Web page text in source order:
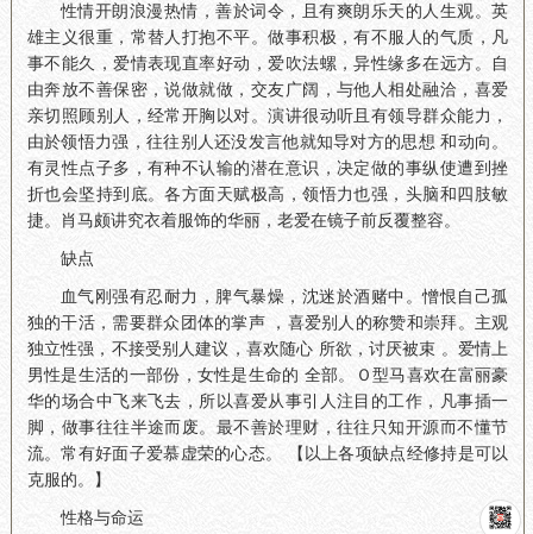
性情开朗浪漫热情，善於词令，且有爽朗乐天的人生观。英
雄主义很重，常替人打抱不平。做事积极，有不服人的气质，凡
事不能久，爱情表现直率好动，爱吹法螺，异性缘多在远方。自
由奔放不善保密，说做就做，交友广阔，与他人相处融洽，喜爱
亲切照顾别人，经常开胸以对。演讲很动听且有领导群众能力，
由於领悟力强，往往别人还没发言他就知导对方的思想 和动向。
有灵性点子多，有种不认输的潜在意识，决定做的事纵使遭到挫
折也会坚持到底。各方面天赋极高，领悟力也强，头脑和四肢敏
捷。肖马颇讲究衣着服饰的华丽，老爱在镜子前反覆整容。
缺点
血气刚强有忍耐力，脾气暴燥，沈迷於酒赌中。憎恨自己孤
独的干活，需要群众团体的掌声 ，喜爱别人的称赞和崇拜。主观
独立性强，不接受别人建议，喜欢随心 所欲，讨厌被束 。爱情上
男性是生活的一部份，女性是生命的 全部。Ｏ型马喜欢在富丽豪
华的场合中飞来飞去，所以喜爱从事引人注目的工作，凡事插一
脚，做事往往半途而废。最不善於理财，往往只知开源而不懂节
流。常有好面子爱慕虚荣的心态。 【以上各项缺点经修持是可以
克服的。】
性格与命运